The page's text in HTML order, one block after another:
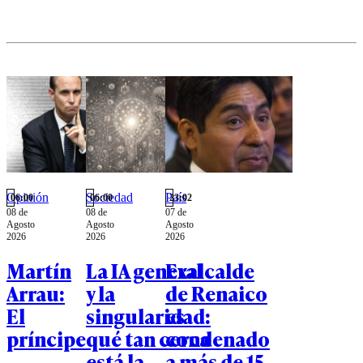
Opinión
06:00
08 de
Agosto
2026
Martín
Arrau:
El
príncipe
Sociedad
06:00
08 de
Agosto
2026
La IA general
y la
singularidad:
qué tan cerca
País
23:02
07 de
Agosto
2026
Exalcalde
de Renaico
es
condenado